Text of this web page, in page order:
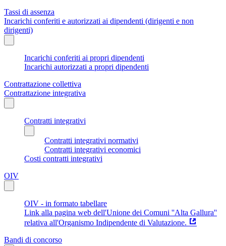
Tassi di assenza
Incarichi conferiti e autorizzati ai dipendenti (dirigenti e non
dirigenti)
Incarichi conferiti ai propri dipendenti
Incarichi autorizzati a propri dipendenti
Contrattazione collettiva
Contrattazione integrativa
Contratti integrativi
Contratti integrativi normativi
Contratti integrativi economici
Costi contratti integrativi
OIV
OIV - in formato tabellare
Link alla pagina web dell'Unione dei Comuni ''Alta Gallura''
relativa all'Organismo Indipendente di Valutazione.
Bandi di concorso